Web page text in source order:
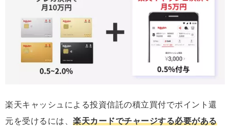
楽天キャッシュによる投資信託の積立買付でポイント還
元を受けるには、 楽天カードでチャージする必要がある